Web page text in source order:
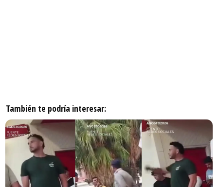
También te podría interesar: